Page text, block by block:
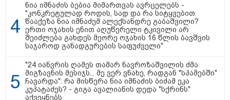
20%-ის ოკუპაცია და
სააკაშვილის, მისი რეჟიმის
ღალატი ვერანაირად ვერ
გადაფარავს ამ დანაშაულს" -
ირაკლი კობახიძე
"ძალიან ბევრ ინფორმაციას
ვიღებთ ხალხისგან" - რას წერს
ადვოკატი ტარიელ კაკაბაძე
ნია იმნაძის ბებია მიმართვას ავრცელებს -
"კონკრეტულად როდის, სად და რა სიტყვებით
წააქეზა ნია იმნაძემ ალექსანდრე გაბაშვილი?
ერთი ოჯახის ენით აღუწერელი ტკივილი არ
შეიძლება გახდეს მეორე ოჯახის 16 წლის ბავშვის
საჯაროდ განადგურების საფუძველი"
"24 იანვრის ღამეს თამარ ნავროზაშვილის ძმა
მიგზავნის მესიჯს... მე ვერ ვნახე, რადგან "სპამებში"
ჩავარდა": რა მისწერა ნია იმნაძის ბიძამ ეკა
კუპატაძეს? - გიგა ავალიანის დედა "სქრინს"
აქვეყნებს